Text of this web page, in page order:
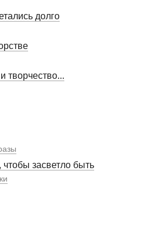
долго
творчество...
засветло быть